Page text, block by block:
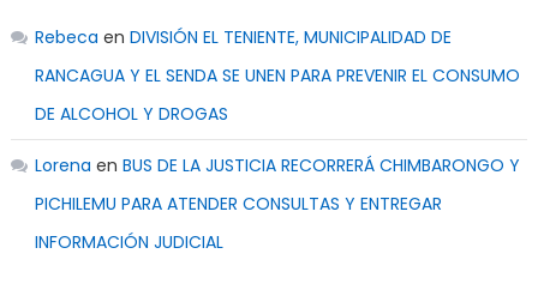
Rebeca en DIVISIÓN EL TENIENTE, MUNICIPALIDAD DE
RANCAGUA Y EL SENDA SE UNEN PARA PREVENIR EL CONSUMO
DE ALCOHOL Y DROGAS
Lorena en BUS DE LA JUSTICIA RECORRERÁ CHIMBARONGO Y
PICHILEMU PARA ATENDER CONSULTAS Y ENTREGAR
INFORMACIÓN JUDICIAL